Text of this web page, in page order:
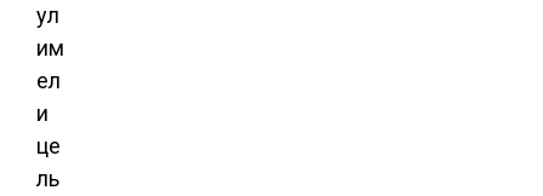
ул
им
ел
и
це
ль